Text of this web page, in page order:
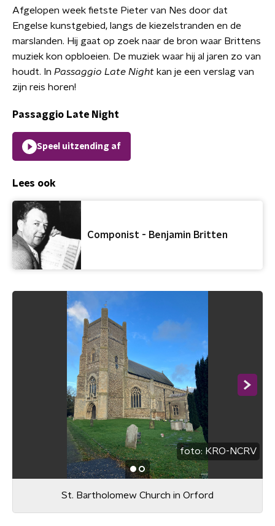
Afgelopen week fietste Pieter van Nes door dat
Engelse kunstgebied, langs de kiezelstranden en de
marslanden. Hij gaat op zoek naar de bron waar Brittens
muziek kon opbloeien. De muziek waar hij al jaren zo van
houdt. In Passaggio Late Night kan je een verslag van
zijn reis horen!
Passaggio Late Night
Speel uitzending af
Lees ook
Componist - Benjamin Britten
foto: KRO-NCRV
St. Bartholomew Church in Orford